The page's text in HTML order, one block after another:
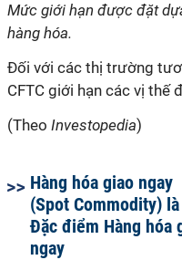
Mức giới hạn được đặt
hàng hóa.
Đối với các thị trường
CFTC giới hạn các vị thế
(Theo Investopedia)
Hàng hóa giao ngay
(Spot Commodity)
Đặc điểm Hàng hóa
ngay